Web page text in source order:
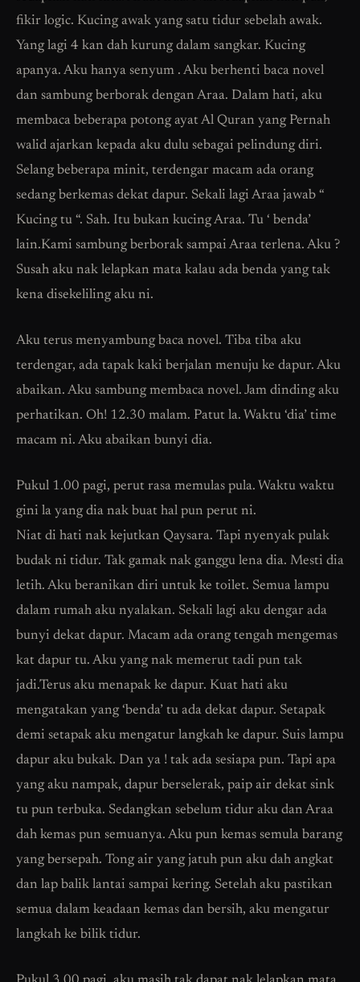
fikir logic. Kucing awak yang satu tidur sebelah awak.
Yang lagi 4 kan dah kurung dalam sangkar. Kucing
apanya. Aku hanya senyum . Aku berhenti baca novel
dan sambung berborak dengan Araa. Dalam hati, aku
membaca beberapa potong ayat Al Quran yang Pernah
walid ajarkan kepada aku dulu sebagai pelindung diri.
Selang beberapa minit, terdengar macam ada orang
sedang berkemas dekat dapur. Sekali lagi Araa jawab “
Kucing tu “. Sah. Itu bukan kucing Araa. Tu ‘ benda’
lain.Kami sambung berborak sampai Araa terlena. Aku ?
Susah aku nak lelapkan mata kalau ada benda yang tak
kena disekeliling aku ni.
Aku terus menyambung baca novel. Tiba tiba aku
terdengar, ada tapak kaki berjalan menuju ke dapur. Aku
abaikan. Aku sambung membaca novel. Jam dinding aku
perhatikan. Oh! 12.30 malam. Patut la. Waktu ‘dia’ time
macam ni. Aku abaikan bunyi dia.
Pukul 1.00 pagi, perut rasa memulas pula. Waktu waktu
gini la yang dia nak buat hal pun perut ni.
Niat di hati nak kejutkan Qaysara. Tapi nyenyak pulak
budak ni tidur. Tak gamak nak ganggu lena dia. Mesti dia
letih. Aku beranikan diri untuk ke toilet. Semua lampu
dalam rumah aku nyalakan. Sekali lagi aku dengar ada
bunyi dekat dapur. Macam ada orang tengah mengemas
kat dapur tu. Aku yang nak memerut tadi pun tak
jadi.Terus aku menapak ke dapur. Kuat hati aku
mengatakan yang ‘benda’ tu ada dekat dapur. Setapak
demi setapak aku mengatur langkah ke dapur. Suis lampu
dapur aku bukak. Dan ya ! tak ada sesiapa pun. Tapi apa
yang aku nampak, dapur berselerak, paip air dekat sink
tu pun terbuka. Sedangkan sebelum tidur aku dan Araa
dah kemas pun semuanya. Aku pun kemas semula barang
yang bersepah. Tong air yang jatuh pun aku dah angkat
dan lap balik lantai sampai kering. Setelah aku pastikan
semua dalam keadaan kemas dan bersih, aku mengatur
langkah ke bilik tidur.